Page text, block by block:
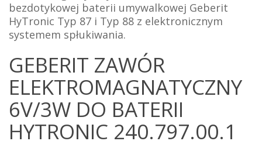
bezdotykowej baterii umywalkowej Geberit
HyTronic Typ 87 i Typ 88 z elektronicznym
systemem spłukiwania.
GEBERIT ZAWÓR
ELEKTROMAGNATYCZNY
6V/3W DO BATERII
HYTRONIC 240.797.00.1